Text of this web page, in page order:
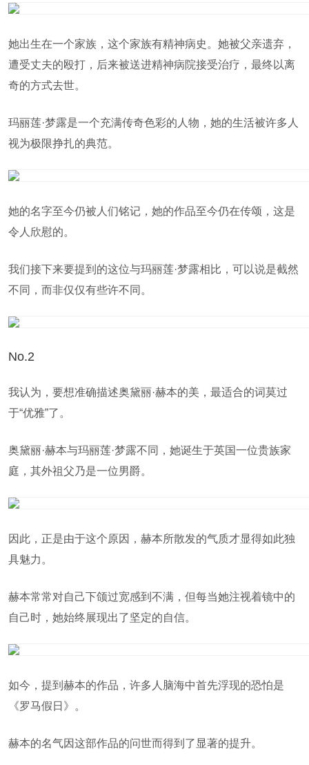
她出生在一个家族，这个家族有精神病史。她被父亲遗弃，
遭受丈夫的殴打，后来被送进精神病院接受治疗，最终以离
奇的方式去世。
玛丽莲·梦露是一个充满传奇色彩的人物，她的生活被许多人
视为极限挣扎的典范。
她的名字至今仍被人们铭记，她的作品至今仍在传颂，这是
令人欣慰的。
我们接下来要提到的这位与玛丽莲·梦露相比，可以说是截然
不同，而非仅仅有些许不同。
No.2
我认为，要想准确描述奥黛丽·赫本的美，最适合的词莫过
于“优雅”了。
奥黛丽·赫本与玛丽莲·梦露不同，她诞生于英国一位贵族家
庭，其外祖父乃是一位男爵。
因此，正是由于这个原因，赫本所散发的气质才显得如此独
具魅力。
赫本常常对自己下颌过宽感到不满，但每当她注视着镜中的
自己时，她始终展现出了坚定的自信。
如今，提到赫本的作品，许多人脑海中首先浮现的恐怕是
《罗马假日》。
赫本的名气因这部作品的问世而得到了显著的提升。